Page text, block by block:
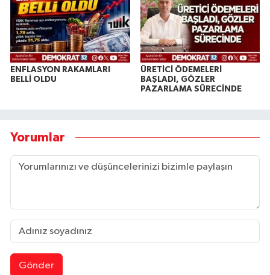
ENFLASYON RAKAMLARI
BELLİ OLDU
ÜRETİCİ ÖDEMELERİ
BAŞLADI, GÖZLER
PAZARLAMA SÜRECİNDE
Yorumlar
Gönder